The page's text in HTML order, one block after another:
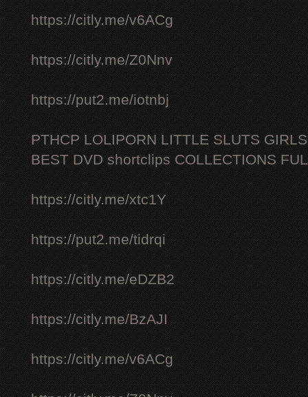
https://citly.me/v6ACg
https://citly.me/Z0Nnv
https://put2.me/iotnbj
PTHCP LOLIPORN LITTLE SLUTS
BEST DVD shortclips COLLECTIONS
https://citly.me/xtc1Y
https://put2.me/tidrqi
https://citly.me/eDZB2
https://citly.me/BzAJI
https://citly.me/v6ACg